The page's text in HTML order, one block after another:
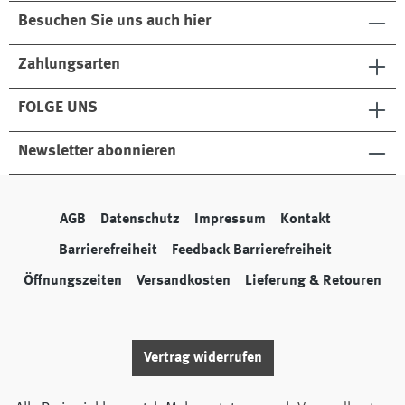
Besuchen Sie uns auch hier
Zahlungsarten
FOLGE UNS
Newsletter abonnieren
AGB Datenschutz Impressum Kontakt
Barrierefreiheit Feedback Barrierefreiheit
Öffnungszeiten Versandkosten Lieferung & Retouren
Vertrag widerrufen